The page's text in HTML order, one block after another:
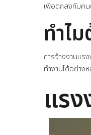
เพื่อตกลงกับคน
ทำไ
การจ้างงานแร
ทำงานได้อย่าง
แรง